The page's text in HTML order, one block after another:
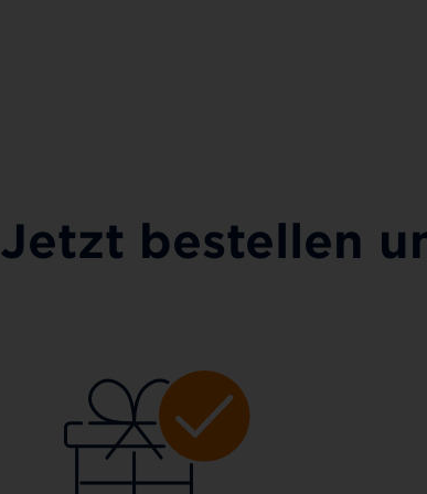
Jetzt bestellen